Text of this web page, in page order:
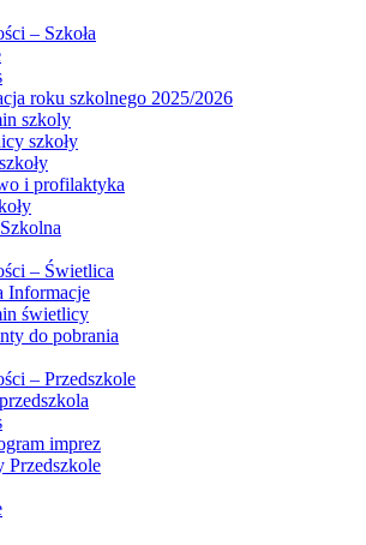
– Szkoła
roku szkolnego 2025/2026
szkoly
szkoły
i profilaktyka
– Świetlica
Informacje
świetlicy
do pobrania
– Przedszkole
imprez
Przedszkole